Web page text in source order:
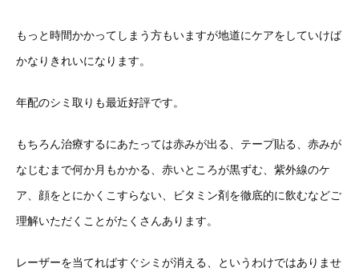
もっと時間かかってしまう方もいますが地道にケアをしていけば
かなりきれいになります。
年配のシミ取りも最近好評です。
もちろん治療するにあたっては赤みが出る、テープ貼る、赤みが
なじむまで何か月もかかる、赤いところが黒ずむ、紫外線のケ
ア、顔をとにかくこすらない、ビタミン剤を徹底的に飲むなどご
理解いただくことがたくさんあります。
レーザーを当てればすぐシミが消える、というわけではありませ